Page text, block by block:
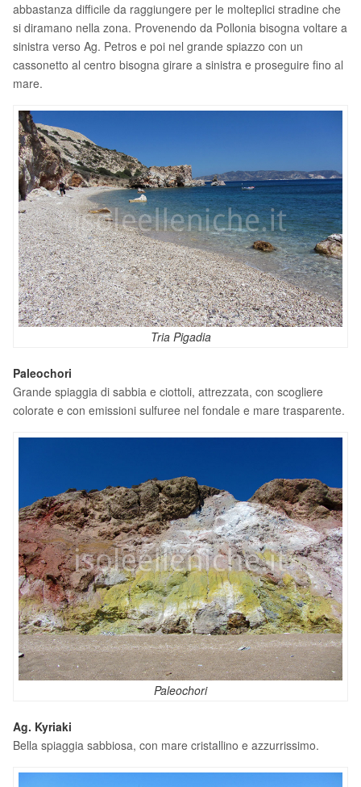
abbastanza difficile da raggiungere per le molteplici stradine che
si diramano nella zona. Provenendo da Pollonia bisogna voltare a
sinistra verso Ag. Petros e poi nel grande spiazzo con un
cassonetto al centro bisogna girare a sinistra e proseguire fino al
mare.
Tria Pigadia
Paleochori
Grande spiaggia di sabbia e ciottoli, attrezzata, con scogliere
colorate e con emissioni sulfuree nel fondale e mare trasparente.
Paleochori
Ag. Kyriaki
Bella spiaggia sabbiosa, con mare cristallino e azzurrissimo.